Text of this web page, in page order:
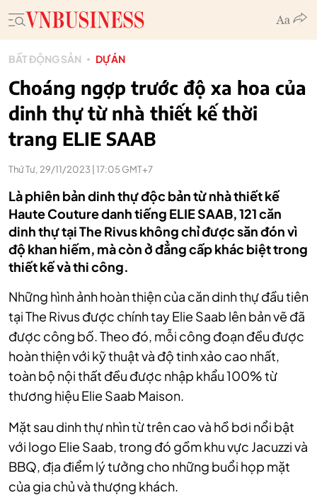
BẤT ĐỘNG SẢN DỰ ÁN
Choáng ngợp trước độ xa hoa của
dinh thự từ nhà thiết kế thời
trang ELIE SAAB
Thứ Tư, 29/11/2023 | 17:05 GMT+7
Là phiên bản dinh thự độc bản từ nhà thiết kế
Haute Couture danh tiếng ELIE SAAB, 121 căn
dinh thự tại The Rivus không chỉ được săn đón vì
độ khan hiếm, mà còn ở đẳng cấp khác biệt trong
thiết kế và thi công.
Những hình ảnh hoàn thiện của căn dinh thự đầu tiên
tại The Rivus được chính tay Elie Saab lên bản vẽ đã
được công bố. Theo đó, mỗi công đoạn đều được
hoàn thiện với kỹ thuật và độ tinh xảo cao nhất,
toàn bộ nội thất đều được nhập khẩu 100% từ
thương hiệu Elie Saab Maison.
Mặt sau dinh thự nhìn từ trên cao và hồ bơi nổi bật
với logo Elie Saab, trong đó gồm khu vực Jacuzzi và
BBQ, địa điểm lý tưởng cho những buổi họp mặt
của gia chủ và thượng khách.